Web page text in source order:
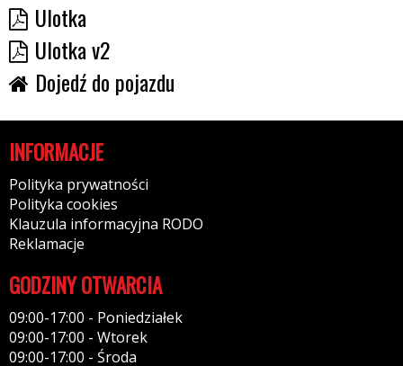
Ulotka
Ulotka v2
Dojedź do pojazdu
INFORMACJE
Polityka prywatności
Polityka cookies
Klauzula informacyjna RODO
Reklamacje
GODZINY OTWARCIA
09:00-17:00 - Poniedziałek
09:00-17:00 - Wtorek
09:00-17:00 - Środa